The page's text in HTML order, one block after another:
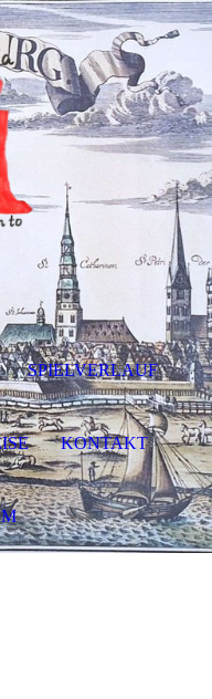
SPIELVERLAUF
KONTAKT